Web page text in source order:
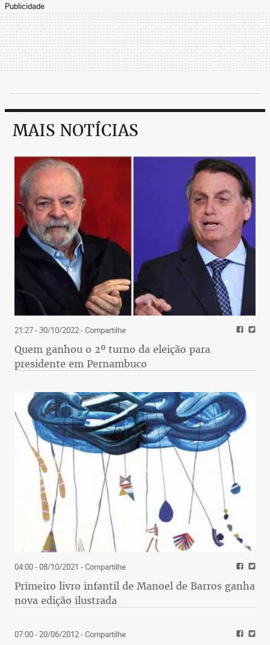
Publicidade
MAIS NOTÍCIAS
21:27 - 30/10/2022- Compartilhe
Quem ganhou o 2º turno da eleição para
presidente em Pernambuco
04:00 - 08/10/2021 - Compartilhe
Primeiro livro infantil de Manoel de Barros ganha
nova edição ilustrada
07:00 - 20/06/2012- Compartilhe